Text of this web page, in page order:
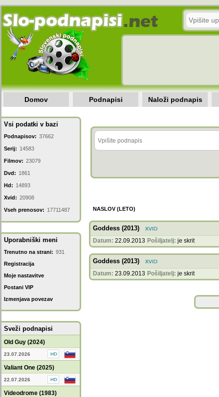
Domov Podnapisi Naloži podnapis
Vsi podatki v bazi
Podnapisov: 37662
Serij: 14583
Filmov: 23079
Dvd: 1861
Hd: 14893
Xvid: 20908
Vseh prenosov: 17711487
Uporabniški meni
Trenutno na strani: 931
Registracija
Moje nastavitve
Postani VIP
Izmenjava povezav
Sveži podnapisi
Old Guy (2024)
23.07.2026
Valiant One (2025)
22.07.2026
Videodrome (1983)
NASLOV (LETO)
Goddess (2013)
Datum: 22.09.2013 Pošiljatelj: je skrit
Goddess (2013)
Datum: 23.09.2013 Pošiljatelj: je skrit